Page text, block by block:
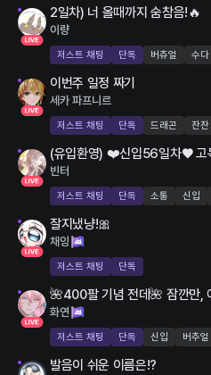
LIVE 4명
2일차) 너 올때까지 숨참음!🔥
이량
저스트 채팅 단독 버츄얼 수다
LIVE 2명
이번주 일정 짜기
세카 파프니르
저스트 채팅 단독 드래곤 잔잔
LIVE 12명
(유입환영) ❤️신입56일차♥️ 고
빈터
저스트 채팅 단독 소통 신입
LIVE 13명
잘지냈냥!🎀
채잉
저스트 채팅 단독
LIVE 86명
🌺400팔 기념 전데🌺 잠깐만,
화연
저스트 채팅 단독 신입 버추얼
LIVE 1명
발음이 쉬운 이름은!?